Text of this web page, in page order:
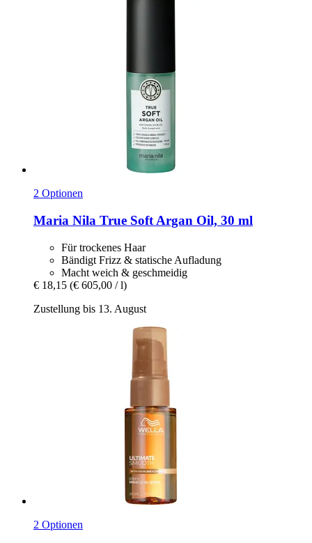
2 Optionen
Maria Nila True Soft Argan Oil, 30 ml
Für trockenes Haar
Bändigt Frizz & statische Aufladung
Macht weich & geschmeidig
€ 18,15 (€ 605,00 / l)
Zustellung bis 13. August
2 Optionen